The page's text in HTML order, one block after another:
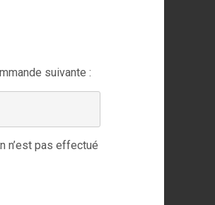
suivante :
n’est pas effectué